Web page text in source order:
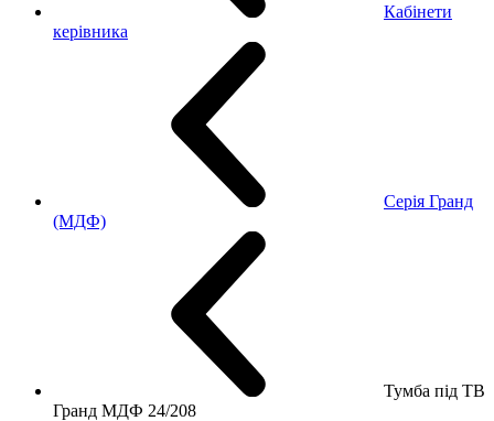
Кабінети
керівника
Серія Гранд
(МДФ)
Тумба під ТВ
Гранд МДФ 24/208